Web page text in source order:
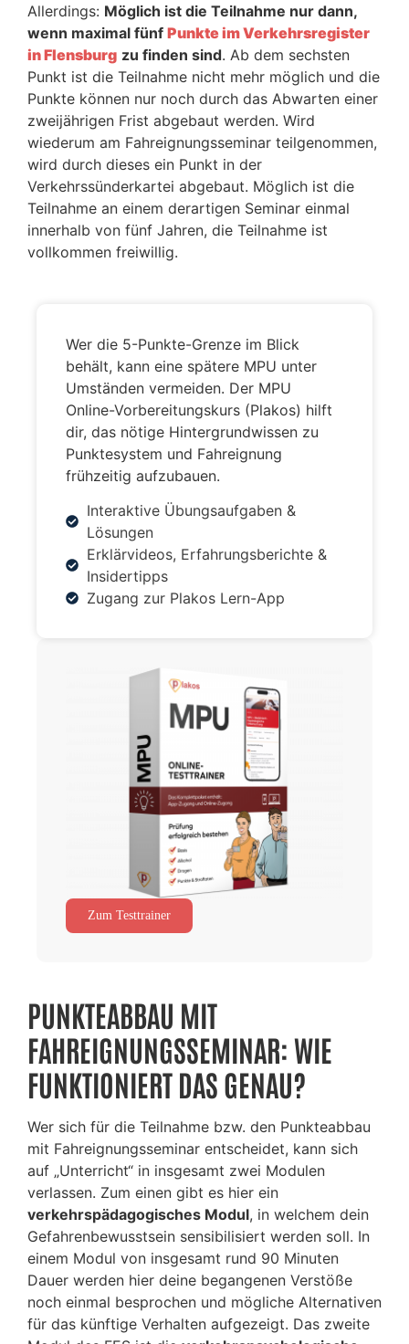
Allerdings: Möglich ist die Teilnahme nur dann,
wenn maximal fünf Punkte im Verkehrsregister
in Flensburg zu finden sind. Ab dem sechsten
Punkt ist die Teilnahme nicht mehr möglich und die
Punkte können nur noch durch das Abwarten einer
zweijährigen Frist abgebaut werden. Wird
wiederum am Fahreignungsseminar teilgenommen,
wird durch dieses ein Punkt in der
Verkehrssünderkartei abgebaut. Möglich ist die
Teilnahme an einem derartigen Seminar einmal
innerhalb von fünf Jahren, die Teilnahme ist
vollkommen freiwillig.
Zum Testtrainer
Wer die 5-Punkte-Grenze im Blick
behält, kann eine spätere MPU unter
Umständen vermeiden. Der MPU
Online-Vorbereitungskurs (Plakos) hilft
dir, das nötige Hintergrundwissen zu
Punktesystem und Fahreignung
frühzeitig aufzubauen.
Interaktive Übungsaufgaben &
Lösungen
Erklärvideos, Erfahrungsberichte &
Insidertipps
Zugang zur Plakos Lern-App
PUNKTEABBAU MIT
FAHREIGNUNGSSEMINAR: WIE
FUNKTIONIERT DAS GENAU?
Wer sich für die Teilnahme bzw. den Punkteabbau
mit Fahreignungsseminar entscheidet, kann sich
auf „Unterricht“ in insgesamt zwei Modulen
verlassen. Zum einen gibt es hier ein
verkehrspädagogisches Modul, in welchem dein
Gefahrenbewusstsein sensibilisiert werden soll. In
einem Modul von insgesamt rund 90 Minuten
Dauer werden hier deine begangenen Verstöße
noch einmal besprochen und mögliche Alternativen
für das künftige Verhalten aufgezeigt. Das zweite